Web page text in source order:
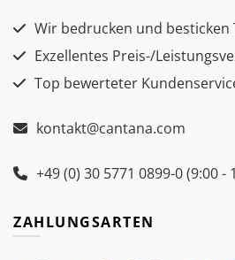
Wir bedrucken und besticken
Exzellentes Preis-/
Top bewerteter
kontakt@cantana.com
+49 (0) 30 5771 0899-0 (9:00 -
ZAHLUNGSARTEN